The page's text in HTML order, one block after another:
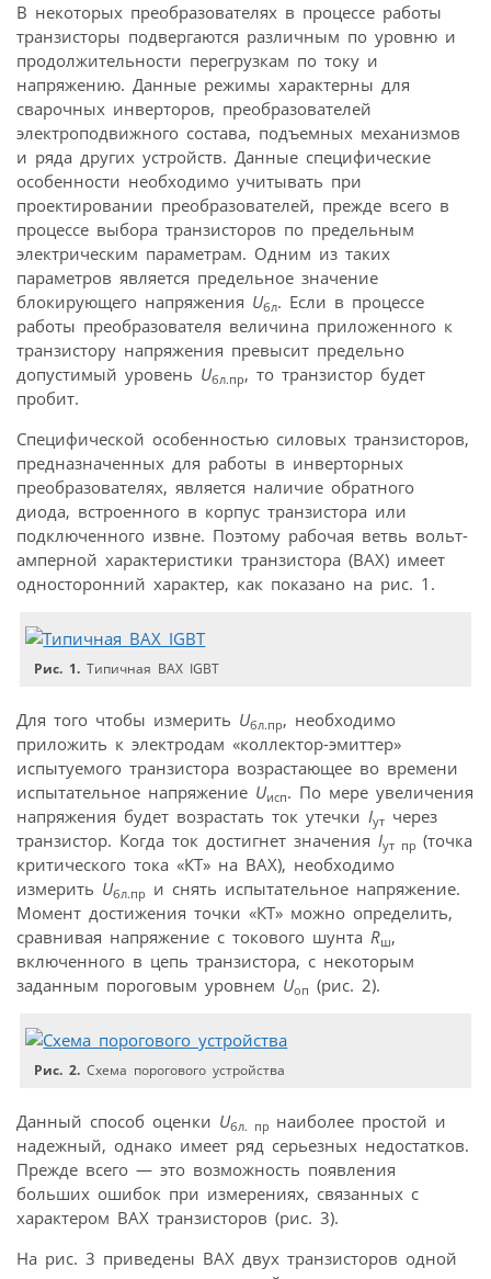
В некоторых преобразователях в процессе работы
транзисторы подвергаются различным по уровню и
продолжительности перегрузкам по току и
напряжению. Данные режимы характерны для
сварочных инверторов, преобразователей
электроподвижного состава, подъемных механизмов
и ряда других устройств. Данные специфические
особенности необходимо учитывать при
проектировании преобразователей, прежде всего в
процессе выбора транзисторов по предельным
электрическим параметрам. Одним из таких
параметров является предельное значение
блокирующего напряжения Uбл. Если в процессе
работы преобразователя величина приложенного к
транзистору напряжения превысит предельно
допустимый уровень Uбл.пр, то транзистор будет
пробит.
Специфической особенностью силовых транзисторов,
предназначенных для работы в инверторных
преобразователях, является наличие обратного
диода, встроенного в корпус транзистора или
подключенного извне. Поэтому рабочая ветвь вольт-
амперной характеристики транзистора (ВАХ) имеет
односторонний характер, как показано на рис. 1.
Рис. 1. Типичная ВАХ IGBT
Для того чтобы измерить Uбл.пр, необходимо
приложить к электродам «коллектор-эмиттер»
испытуемого транзистора возрастающее во времени
испытательное напряжение Uисп. По мере увеличения
напряжения будет возрастать ток утечки Iут через
транзистор. Когда ток достигнет значения Iут пр (точка
критического тока «КТ» на ВАХ), необходимо
измерить Uбл.пр и снять испытательное напряжение.
Момент достижения точки «КТ» можно определить,
сравнивая напряжение с токового шунта Rш,
включенного в цепь транзистора, с некоторым
заданным пороговым уровнем Uоп (рис. 2).
Рис. 2. Схема порогового устройства
Данный способ оценки Uбл. пр наиболее простой и
надежный, однако имеет ряд серьезных недостатков.
Прежде всего — это возможность появления
больших ошибок при измерениях, связанных с
характером ВАХ транзисторов (рис. 3).
На рис. 3 приведены ВАХ двух транзисторов одной